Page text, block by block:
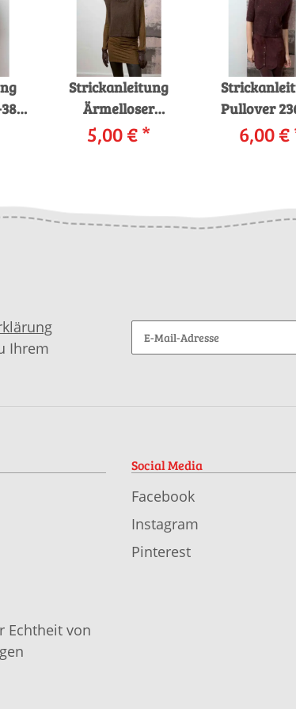
Strickanleitung
Ärmelloser
Pullover 236-69
LANGYARNS
5,00 €*
Pullover
MOHAIR
6,00 €
Ihrem
Echtheit von
Social Media
Facebook
Instagram
Pinterest